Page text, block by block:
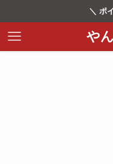
＼ ポ
や